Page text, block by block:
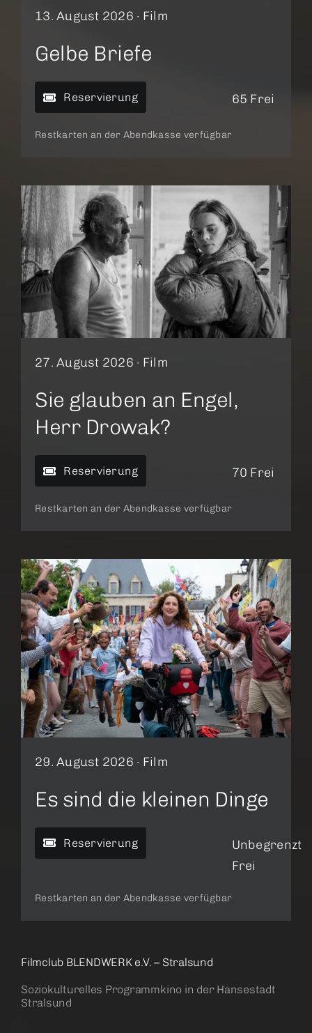
13. August 2026 · Film
Gelbe Briefe
Reservierung 65 Frei
Restkarten an der Abendkasse verfügbar
27. August 2026 · Film
Sie glauben an Engel,
Herr Drowak?
Reservierung 70 Frei
Restkarten an der Abendkasse verfügbar
29. August 2026 · Film
Es sind die kleinen Dinge
Reservierung
Unbegrenzt
Frei
Restkarten an der Abendkasse verfügbar
Filmclub BLENDWERK e.V. – Stralsund
Soziokulturelles Programmkino in der Hansestadt
Stralsund